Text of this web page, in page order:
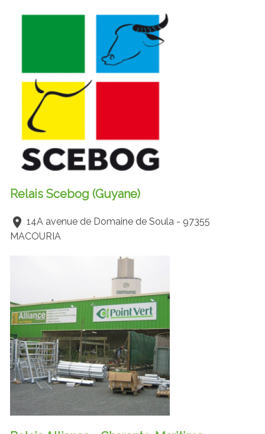
Relais Scebog (Guyane)
14A avenue de Domaine de Soula - 97355
MACOURIA